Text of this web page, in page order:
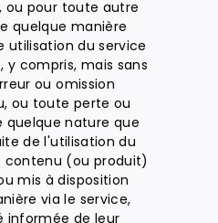
ou pour toute autre
quelque manière
utilisation du service
compris, mais sans
ou omission
ou toute perte ou
nature que
de l'utilisation du
contenu (ou produit)
mis à disposition
via le service,
informée de leur